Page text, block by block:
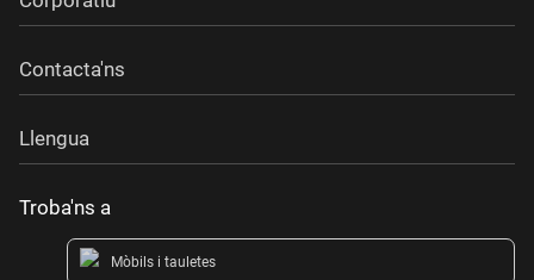
Contacta'ns
Llengua
Troba'ns a
Mòbils i tauletes